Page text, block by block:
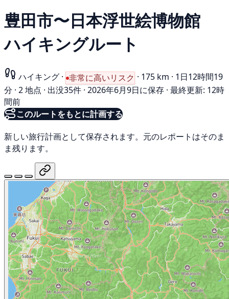
豊田市〜日本浮世絵博物館
ハイキングルート
ハイキング · 非常に高いリスク · 175 km · 1日12時間19
分 · 2 地点 · 出没35件 · 2026年6月9日に保存 · 最終更新: 12時
間前
このルートをもとに計画する
新しい旅行計画として保存されます。元のレポートはそのま
ま残ります。